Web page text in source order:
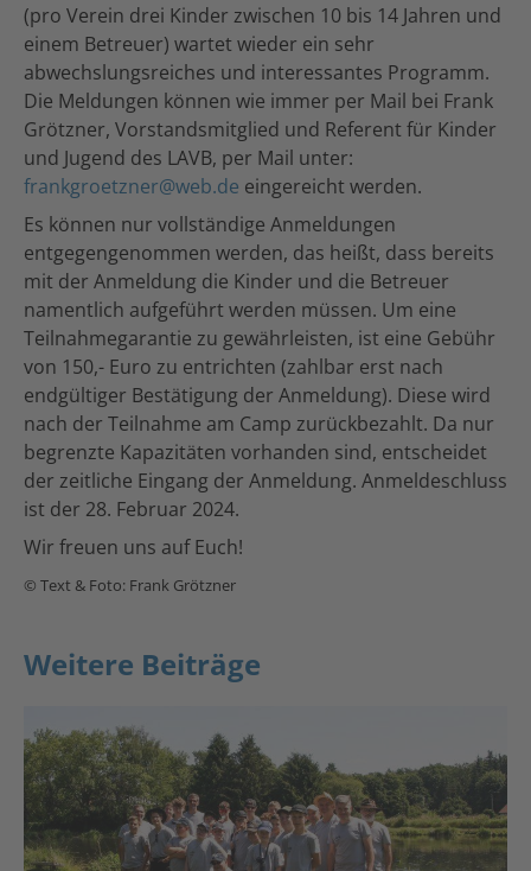
(pro Verein drei Kinder zwischen 10 bis 14 Jahren und
einem Betreuer) wartet wieder ein sehr
abwechslungsreiches und interessantes Programm.
Die Meldungen können wie immer per Mail bei Frank
Grötzner, Vorstandsmitglied und Referent für Kinder
und Jugend des LAVB, per Mail unter:
frankgroetzner@web.de eingereicht werden.
Es können nur vollständige Anmeldungen
entgegengenommen werden, das heißt, dass bereits
mit der Anmeldung die Kinder und die Betreuer
namentlich aufgeführt werden müssen. Um eine
Teilnahmegarantie zu gewährleisten, ist eine Gebühr
von 150,- Euro zu entrichten (zahlbar erst nach
endgültiger Bestätigung der Anmeldung). Diese wird
nach der Teilnahme am Camp zurückbezahlt. Da nur
begrenzte Kapazitäten vorhanden sind, entscheidet
der zeitliche Eingang der Anmeldung. Anmeldeschluss
ist der 28. Februar 2024.
Wir freuen uns auf Euch!
© Text & Foto: Frank Grötzner
Weitere Beiträge